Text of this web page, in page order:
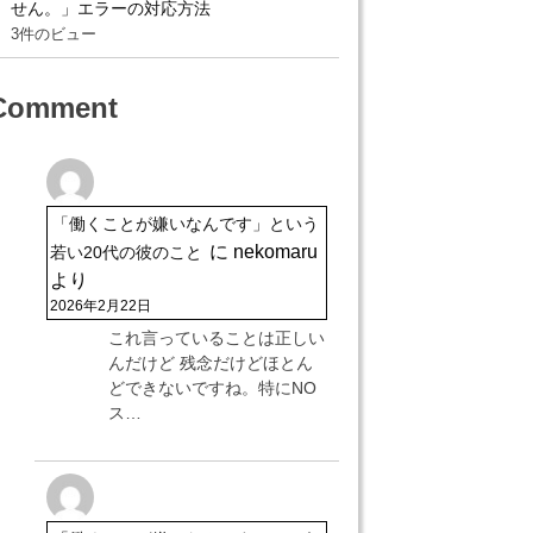
せん。」エラーの対応方法
3件のビュー
「働くことが嫌いなんです」という
若い20代の彼のこと
に nekomaru
より
2026年2月22日
これ言っていることは正しい
んだけど 残念だけどほとん
どできないですね。特にNO
ス…